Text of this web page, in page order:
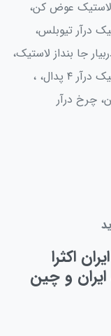
لاستیک عوض کن،
درآر تیوبلس،
جا بنداز لاستیک،
دستگاه تیوبلس، لاستیک درآر ۳ پدال، لاستیک درآر ۴ پدال، ،
چرخ درآر
اکثرا
ایران و چین